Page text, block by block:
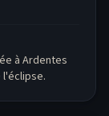
à Ardentes